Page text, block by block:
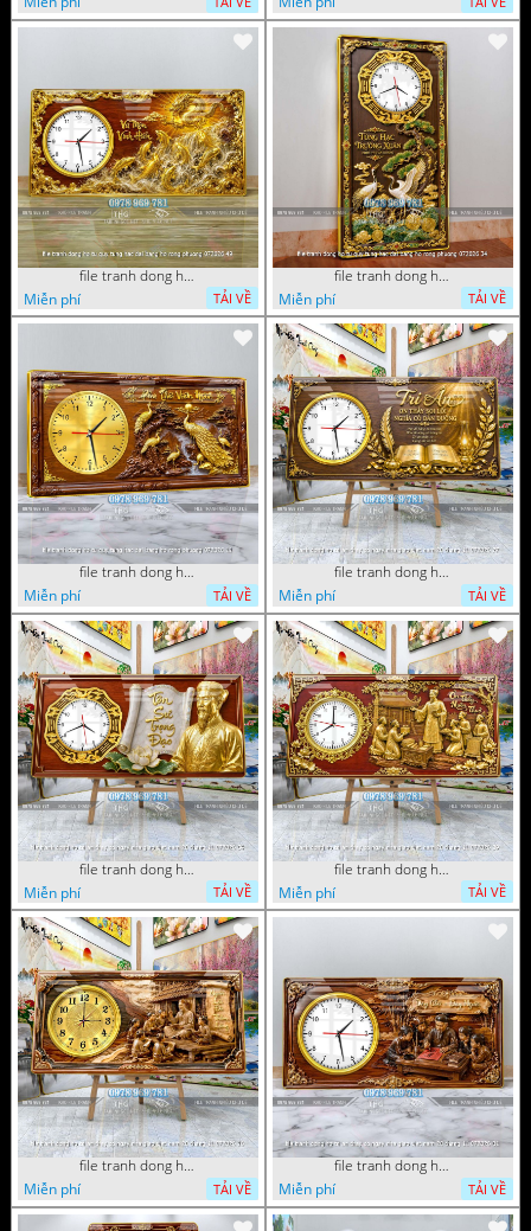
file tranh dong ho tu quy tung hac dai bang ho rong phuong 072026 49
Miễn phí
TẢI VỀ
file tranh dong ho tu quy tung hac dai bang ho rong phuong 072026 34
Miễn phí
TẢI VỀ
file tranh dong ho tu quy tung hac dai bang ho rong phuong 072026 11
Miễn phí
TẢI VỀ
file tranh dong ho tri an thay co ngay nha giao viet nam 20 thang 11 072026 77
Miễn phí
TẢI VỀ
file tranh dong ho tri an thay co ngay nha giao viet nam 20 thang 11 072026 54
Miễn phí
TẢI VỀ
file tranh dong ho tri an thay co ngay nha giao viet nam 20 thang 11 072026 39
Miễn phí
TẢI VỀ
file tranh dong ho tri an thay co ngay nha giao viet nam 20 thang 11 072026 16
Miễn phí
TẢI VỀ
file tranh dong ho tri an thay co ngay nha giao viet nam 20 thang 11 072026 01
Miễn phí
TẢI VỀ